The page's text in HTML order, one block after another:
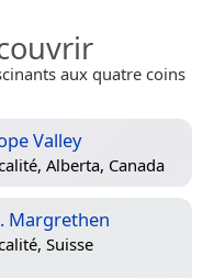
aux quatre coins
Valley
Alberta, Canada
Margrethen
Suisse